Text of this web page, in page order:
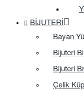
BIJUTERI
Bayan
Bijuteri
Bijuteri
Çelik